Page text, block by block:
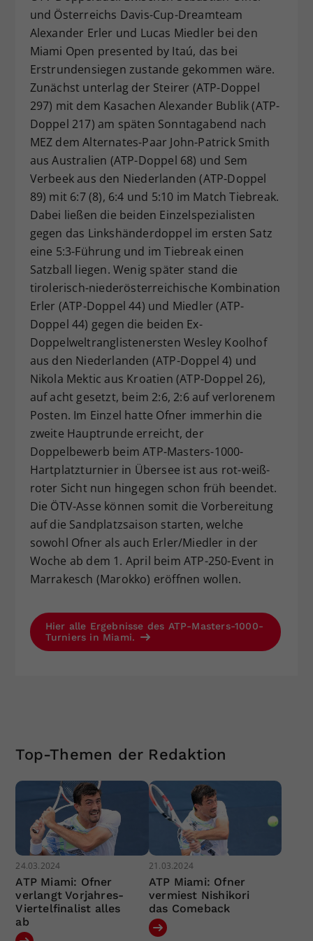
und Österreichs Davis-Cup-Dreamteam
Alexander Erler und Lucas Miedler bei den
Miami Open presented by Itaú, das bei
Erstrundensiegen zustande gekommen wäre.
Zunächst unterlag der Steirer (ATP-Doppel
297) mit dem Kasachen Alexander Bublik (ATP-
Doppel 217) am späten Sonntagabend nach
MEZ dem Alternates-Paar John-Patrick Smith
aus Australien (ATP-Doppel 68) und Sem
Verbeek aus den Niederlanden (ATP-Doppel
89) mit 6:7 (8), 6:4 und 5:10 im Match Tiebreak.
Dabei ließen die beiden Einzelspezialisten
gegen das Linkshänderdoppel im ersten Satz
eine 5:3-Führung und im Tiebreak einen
Satzball liegen. Wenig später stand die
tirolerisch-niederösterreichische Kombination
Erler (ATP-Doppel 44) und Miedler (ATP-
Doppel 44) gegen die beiden Ex-
Doppelweltranglistenersten Wesley Koolhof
aus den Niederlanden (ATP-Doppel 4) und
Nikola Mektic aus Kroatien (ATP-Doppel 26),
auf acht gesetzt, beim 2:6, 2:6 auf verlorenem
Posten. Im Einzel hatte Ofner immerhin die
zweite Hauptrunde erreicht, der
Doppelbewerb beim ATP-Masters-1000-
Hartplatzturnier in Übersee ist aus rot-weiß-
roter Sicht nun hingegen schon früh beendet.
Die ÖTV-Asse können somit die Vorbereitung
auf die Sandplatzsaison starten, welche
sowohl Ofner als auch Erler/Miedler in der
Woche ab dem 1. April beim ATP-250-Event in
Marrakesch (Marokko) eröffnen wollen.
Hier alle Ergebnisse des ATP-Masters-1000-
Turniers in Miami.
Top-Themen der Redaktion
24.03.2024
ATP Miami: Ofner
verlangt Vorjahres-
Viertelfinalist alles
ab
21.03.2024
ATP Miami: Ofner
vermiest Nishikori
das Comeback
Zweck
Dieser Wert speichert Ihre Consent-
Einstellungen. Unter anderem eine
zufällig generierte ID, für die
historische Speicherung Ihrer
vorgenommen Einstellungen, falls der
Webseiten-Betreiber dies eingestellt
hat.